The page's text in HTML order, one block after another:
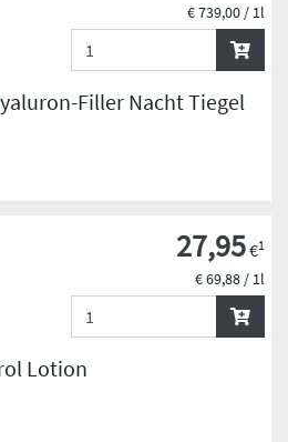
Filler Nacht Tiegel
€ 739,00 / 1l
Lotion
27,95€1
€ 69,88 / 1l